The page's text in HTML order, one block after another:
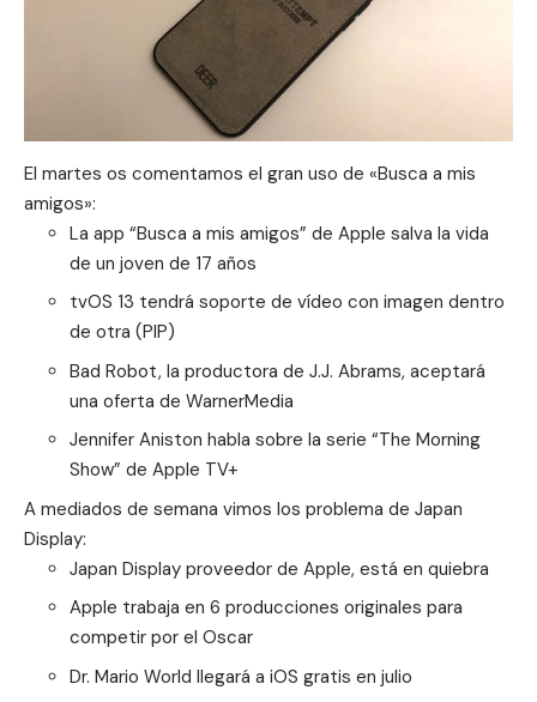
El martes os comentamos el gran uso de «Busca a mis
amigos»:
La app “Busca a mis amigos” de Apple salva la vida
de un joven de 17 años
tvOS 13 tendrá soporte de vídeo con imagen dentro
de otra (PIP)
Bad Robot, la productora de J.J. Abrams, aceptará
una oferta de WarnerMedia
Jennifer Aniston habla sobre la serie “The Morning
Show” de Apple TV+
A mediados de semana vimos los problema de Japan
Display:
Japan Display proveedor de Apple, está en quiebra
Apple trabaja en 6 producciones originales para
competir por el Oscar
Dr. Mario World llegará a iOS gratis en julio